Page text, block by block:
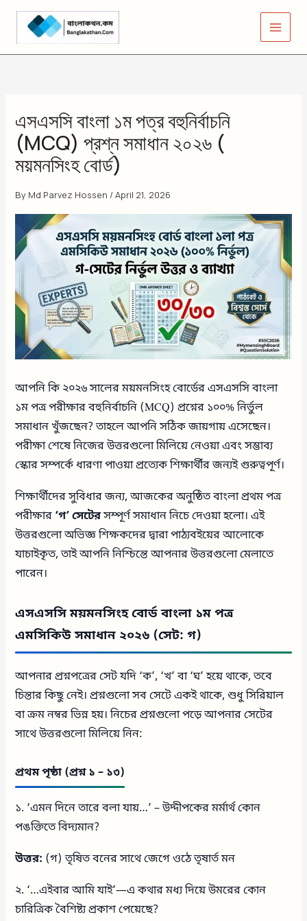
Skip
content
এসএসসি বাংলা ১ম পত্র বহুনির্বাচনি
(MCQ) প্রশ্ন সমাধান ২০২৬ (
ময়মনসিংহ বোর্ড)
By Md Parvez Hossen /April 21, 2026
আপনি কি ২০২৬ সালের ময়মনসিংহ বোর্ডের এসএসসি বাংলা
১ম পত্র পরীক্ষার বহুনির্বাচনি (MCQ) প্রশ্নের ১০০% নির্ভুল
সমাধান খুঁজছেন? তাহলে আপনি সঠিক জায়গায় এসেছেন।
পরীক্ষা শেষে নিজের উত্তরগুলো মিলিয়ে নেওয়া এবং সম্ভাব্য
স্কোর সম্পর্কে ধারণা পাওয়া প্রত্যেক শিক্ষার্থীর জন্যই গুরুত্বপূর্ণ।
শিক্ষার্থীদের সুবিধার জন্য, আজকের অনুষ্ঠিত বাংলা প্রথম পত্র
পরীক্ষার ‘গ’ সেটেরসম্পূর্ণ সমাধান নিচে দেওয়া হলো। এই
উত্তরগুলো অভিজ্ঞ শিক্ষকদের দ্বারা পাঠ্যবইয়ের আলোকে
যাচাইকৃত, তাই আপনি নিশ্চিন্তে আপনার উত্তরগুলো মেলাতে
পারেন।
এসএসসি ময়মনসিংহ বোর্ড বাংলা ১ম পত্র
এমসিকিউ সমাধান ২০২৬ (সেট: গ)
আপনার প্রশ্নপত্রের সেট যদি ‘ক’, ‘খ’ বা ‘ঘ’ হয়ে থাকে, তবে
চিন্তার কিছু নেই। প্রশ্নগুলো সব সেটে একই থাকে, শুধু সিরিয়াল
বা ক্রম নম্বর ভিন্ন হয়। নিচের প্রশ্নগুলো পড়ে আপনার সেটের
সাথে উত্তরগুলো মিলিয়ে নিন:
প্রথম পৃষ্ঠা (প্রশ্ন ১ – ১৩)
১. ‘এমন দিনে তারে বলা যায়…’ – উদ্দীপকের মর্মার্থ কোন
পঙক্তিতে বিদ্যমান?
উত্তর: (গ) তৃষিত বনের সাথে জেগে ওঠে তৃষার্ত মন
২. ‘…এইবার আমি যাই’—এ কথার মধ্য দিয়ে উমরের কোন
চারিত্রিক বৈশিষ্ট্য প্রকাশ পেয়েছে?